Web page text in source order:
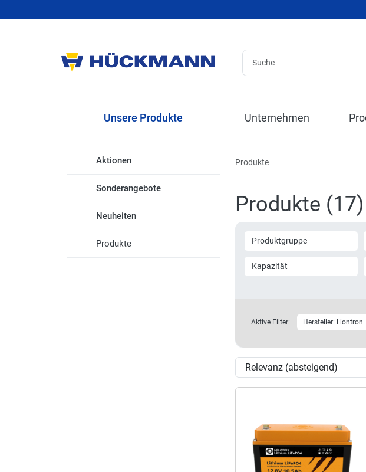
Unsere Produkte Unternehmen
Aktionen
Sonderangebote
Neuheiten
Produkte
Produkte
Produkte (17)
Produktgruppe
Kapazität
Aktive Filter: Hersteller: Liontron